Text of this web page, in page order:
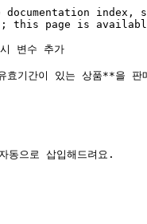
documentation
this page is
변수 추가
기간이 있는 상품**을 판
동으로 삽입해드려요.